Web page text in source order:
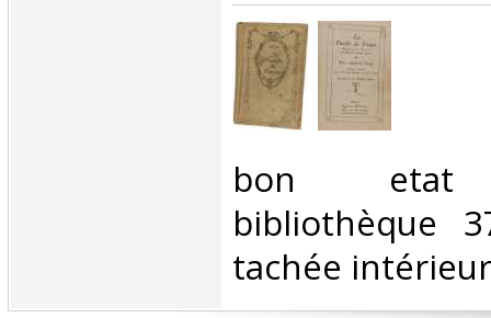
‎bon etat
bibliothèque
tachée